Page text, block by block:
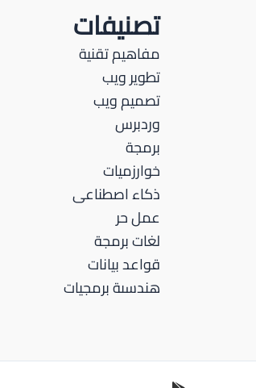
تصنيفات
مفاهيم تقنية
تطوير ويب
تصميم ويب
وردبرس
برمجة
خوارزميات
ذكاء اصطناعى
عمل حر
لغات برمجة
قواعد بيانات
هندسىة برمجيات